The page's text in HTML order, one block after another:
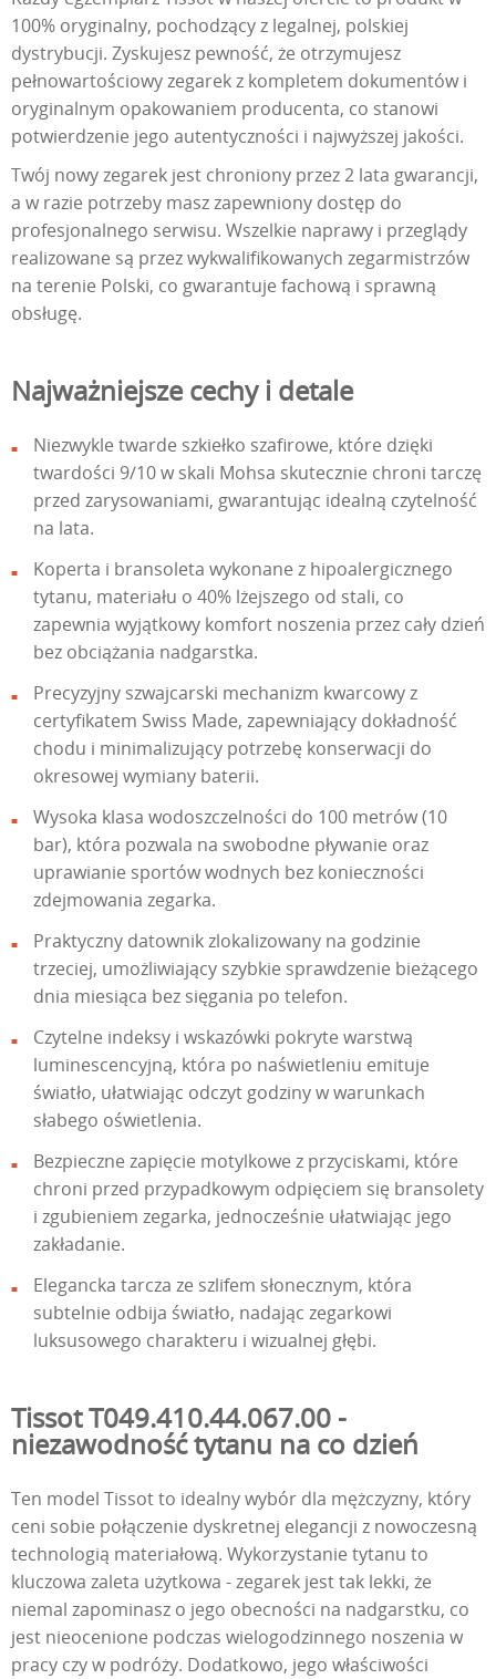
100% oryginalny, pochodzący z legalnej, polskiej
dystrybucji. Zyskujesz pewność, że otrzymujesz
pełnowartościowy zegarek z kompletem dokumentów i
oryginalnym opakowaniem producenta, co stanowi
potwierdzenie jego autentyczności i najwyższej jakości.
Twój nowy zegarek jest chroniony przez 2 lata gwarancji,
a w razie potrzeby masz zapewniony dostęp do
profesjonalnego serwisu. Wszelkie naprawy i przeglądy
realizowane są przez wykwalifikowanych zegarmistrzów
na terenie Polski, co gwarantuje fachową i sprawną
obsługę.
Najważniejsze cechy i detale
Niezwykle twarde szkiełko szafirowe, które dzięki
twardości 9/10 w skali Mohsa skutecznie chroni tarczę
przed zarysowaniami, gwarantując idealną czytelność
na lata.
Koperta i bransoleta wykonane z hipoalergicznego
tytanu, materiału o 40% lżejszego od stali, co
zapewnia wyjątkowy komfort noszenia przez cały dzień
bez obciążania nadgarstka.
Precyzyjny szwajcarski mechanizm kwarcowy z
certyfikatem Swiss Made, zapewniający dokładność
chodu i minimalizujący potrzebę konserwacji do
okresowej wymiany baterii.
Wysoka klasa wodoszczelności do 100 metrów (10
bar), która pozwala na swobodne pływanie oraz
uprawianie sportów wodnych bez konieczności
zdejmowania zegarka.
Praktyczny datownik zlokalizowany na godzinie
trzeciej, umożliwiający szybkie sprawdzenie bieżącego
dnia miesiąca bez sięgania po telefon.
Czytelne indeksy i wskazówki pokryte warstwą
luminescencyjną, która po naświetleniu emituje
światło, ułatwiając odczyt godziny w warunkach
słabego oświetlenia.
Bezpieczne zapięcie motylkowe z przyciskami, które
chroni przed przypadkowym odpięciem się bransolety
i zgubieniem zegarka, jednocześnie ułatwiając jego
zakładanie.
Elegancka tarcza ze szlifem słonecznym, która
subtelnie odbija światło, nadając zegarkowi
luksusowego charakteru i wizualnej głębi.
Tissot T049.410.44.067.00 -
niezawodność tytanu na co dzień
Ten model Tissot to idealny wybór dla mężczyzny, który
ceni sobie połączenie dyskretnej elegancji z nowoczesną
technologią materiałową. Wykorzystanie tytanu to
kluczowa zaleta użytkowa - zegarek jest tak lekki, że
niemal zapominasz o jego obecności na nadgarstku, co
jest nieocenione podczas wielogodzinnego noszenia w
pracy czy w podróży. Dodatkowo, jego właściwości